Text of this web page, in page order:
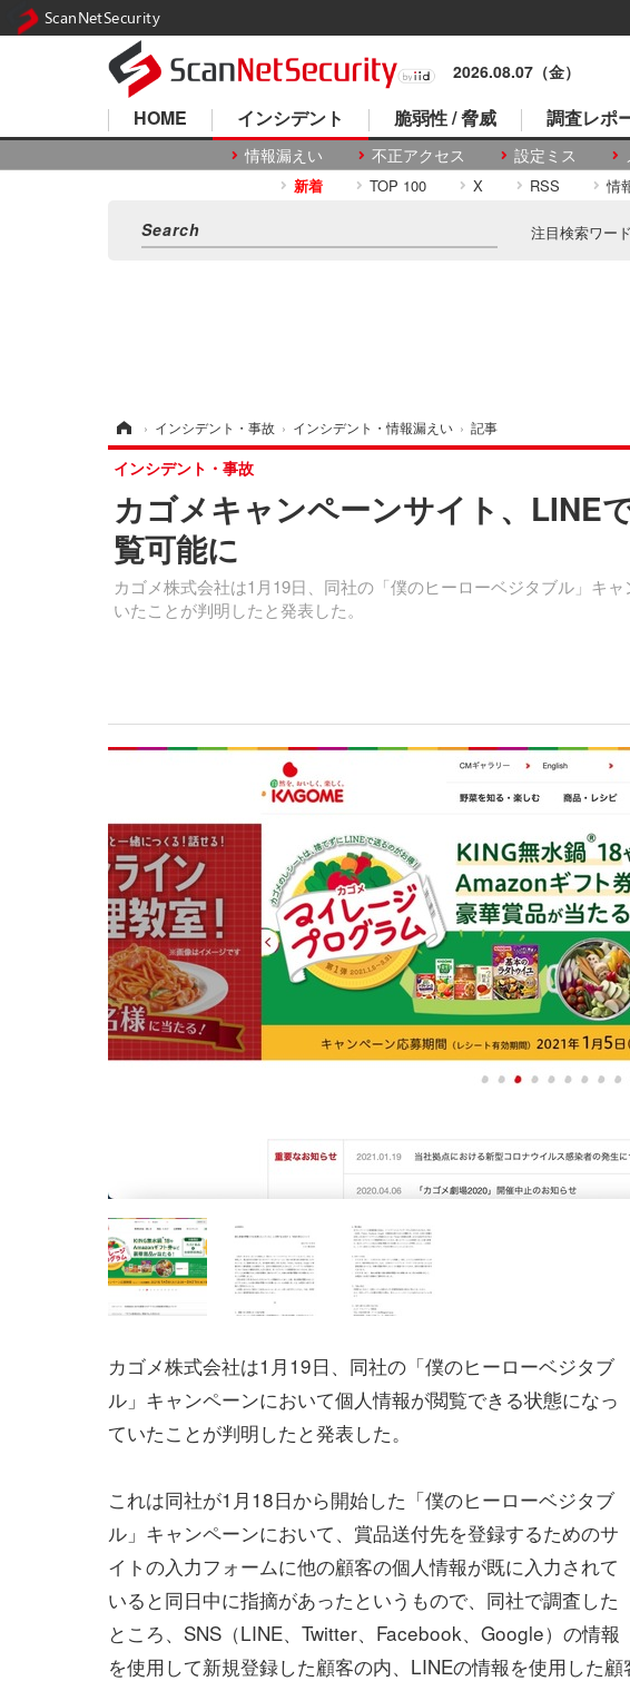
2026.08.07（金）
HOME インシデント
情報漏えい 不正アクセス 設定ミス
脆弱性 / 脅威 調査レポ
新着 TOP 100 X RSS 情
注目検索ワード
› インシデント・事故 › インシデント・情報漏えい › 記事
カゴメキャンペーンサイト、LINE
覧可能に
カゴメ株式会社は1月19日、同社の「僕のヒーローベジタブル」キ
いたことが判明したと発表した。
インシデント・事故
カゴメ株式会社は1月19日、同社の「僕のヒーローベジタブ
ル」キャンペーンにおいて個人情報が閲覧できる状態になっ
ていたことが判明したと発表した。
これは同社が1月18日から開始した「僕のヒーローベジタブ
ル」キャンペーンにおいて、賞品送付先を登録するためのサ
イトの入力フォームに他の顧客の個人情報が既に入力されて
いると同日中に指摘があったというもので、同社で調査した
ところ、SNS（LINE、Twitter、Facebook、Google）の情報
を使用して新規登録した顧客の内、LINEの情報を使用した
ScanNetSecurity